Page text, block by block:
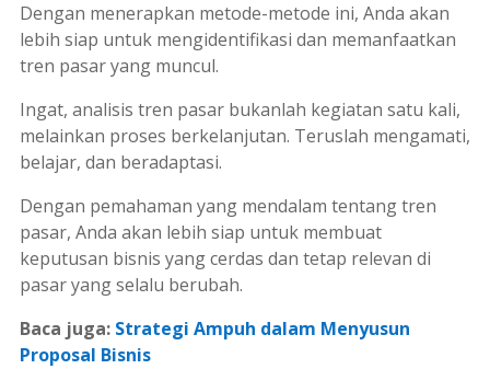
Dengan menerapkan metode-metode ini, Anda akan
lebih siap untuk mengidentifikasi dan memanfaatkan
tren pasar yang muncul.
Ingat, analisis tren pasar bukanlah kegiatan satu kali,
melainkan proses berkelanjutan. Teruslah mengamati,
belajar, dan beradaptasi.
Dengan pemahaman yang mendalam tentang tren
pasar, Anda akan lebih siap untuk membuat
keputusan bisnis yang cerdas dan tetap relevan di
pasar yang selalu berubah.
Baca juga: Strategi Ampuh dalam Menyusun
Proposal Bisnis